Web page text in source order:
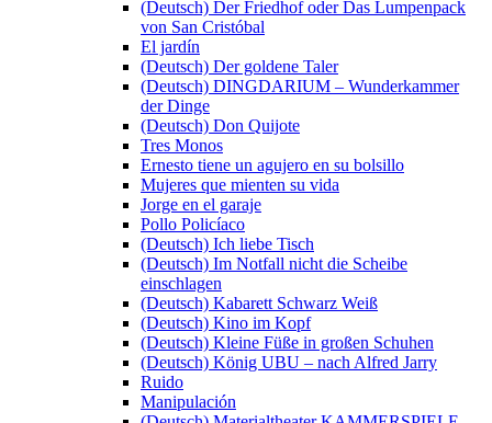
(Deutsch) Der Friedhof oder Das Lumpenpack
von San Cristóbal
El jardín
(Deutsch) Der goldene Taler
(Deutsch) DINGDARIUM – Wunderkammer
der Dinge
(Deutsch) Don Quijote
Tres Monos
Ernesto tiene un agujero en su bolsillo
Mujeres que mienten su vida
Jorge en el garaje
Pollo Policíaco
(Deutsch) Ich liebe Tisch
(Deutsch) Im Notfall nicht die Scheibe
einschlagen
(Deutsch) Kabarett Schwarz Weiß
(Deutsch) Kino im Kopf
(Deutsch) Kleine Füße in großen Schuhen
(Deutsch) König UBU – nach Alfred Jarry
Ruido
Manipulación